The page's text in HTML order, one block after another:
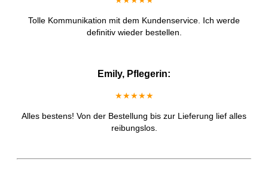
Tolle Kommunikation mit dem Kundenservice. Ich werde
definitiv wieder bestellen.
Emily, Pflegerin:
★★★★★
Alles bestens! Von der Bestellung bis zur Lieferung lief alles
reibungslos.